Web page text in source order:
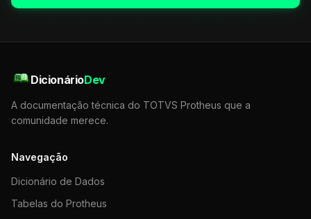
DicionárioDev
A documentação técnica do TOTVS Protheus que a
comunidade merece.
Navegação
Dicionário de Dados
Tabelas do Protheus